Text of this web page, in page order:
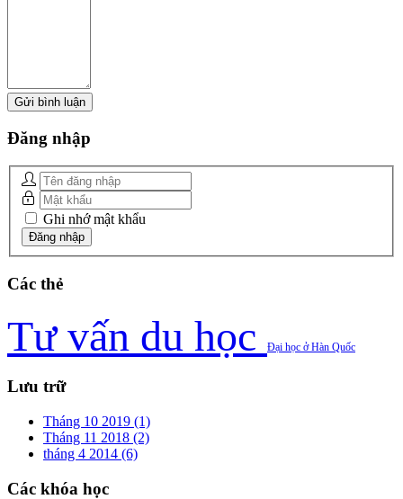
Đăng nhập
Ghi nhớ mật khẩu
Các thẻ
Tư vấn du học Đại học ở Hàn Quốc
Lưu trữ
Tháng 10 2019 (1)
Tháng 11 2018 (2)
tháng 4 2014 (6)
Các khóa học